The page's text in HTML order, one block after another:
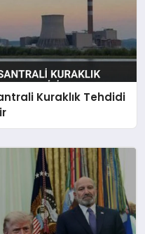
Kuraklık Tehdidi